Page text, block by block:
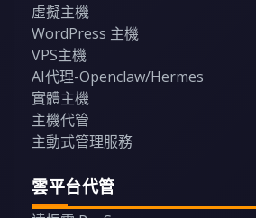
虛擬主機
WordPress 主機
VPS主機
AI代理-Openclaw/Hermes
實體主機
主機代管
主動式管理服務
雲平台代管